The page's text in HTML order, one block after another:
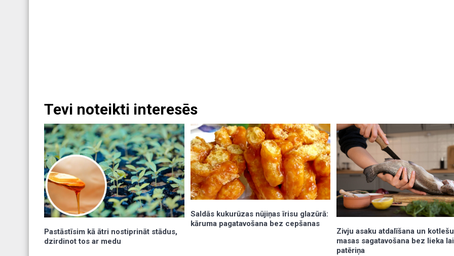
Tevi noteikti interesēs
Pastāstīsim kā ātri nostiprināt stādus,
dzirdinot tos ar medu
Saldās kukurūzas nūjiņas īrisu glazūrā:
kāruma pagatavošana bez cepšanas
Zivju asaku atdalīšana un kotlešu
masas sagatavošana bez lieka
patēriņa